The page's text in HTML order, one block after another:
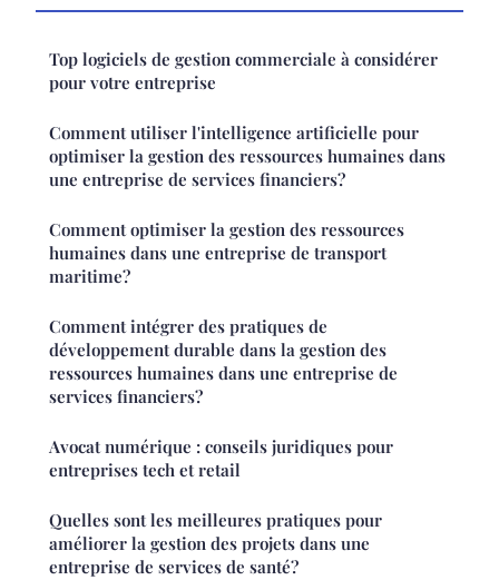
Top logiciels de gestion commerciale à considérer
pour votre entreprise
Comment utiliser l'intelligence artificielle pour
optimiser la gestion des ressources humaines dans
une entreprise de services financiers?
Comment optimiser la gestion des ressources
humaines dans une entreprise de transport
maritime?
Comment intégrer des pratiques de
développement durable dans la gestion des
ressources humaines dans une entreprise de
services financiers?
Avocat numérique : conseils juridiques pour
entreprises tech et retail
Quelles sont les meilleures pratiques pour
améliorer la gestion des projets dans une
entreprise de services de santé?